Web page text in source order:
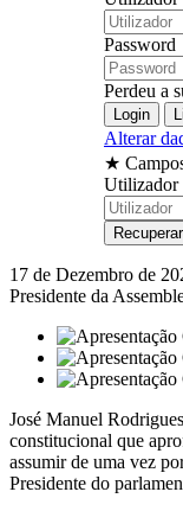
Password
Perdeu a
Alterar
★
Utilizador
17 de Dezembro de
Presidente da
José Manuel
constitucional que
assumir de uma vez
Presidente do